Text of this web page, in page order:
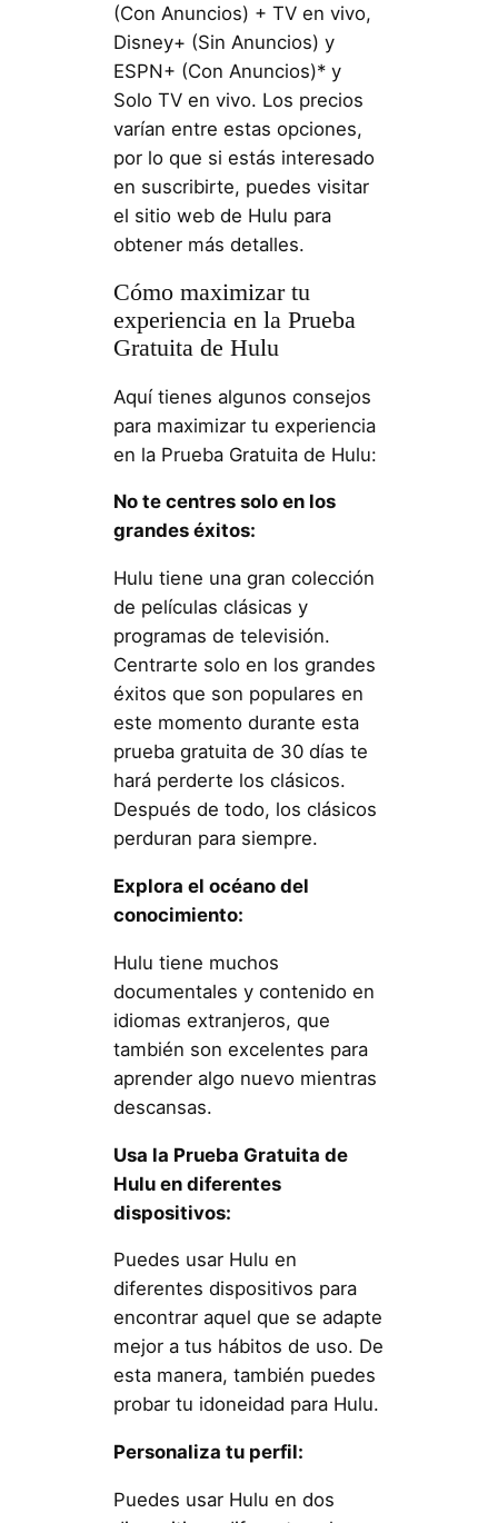
(Con Anuncios) + TV en vivo,
Disney+ (Sin Anuncios) y
ESPN+ (Con Anuncios)* y
Solo TV en vivo. Los precios
varían entre estas opciones,
por lo que si estás interesado
en suscribirte, puedes visitar
el sitio web de Hulu para
obtener más detalles.
Cómo maximizar tu
experiencia en la Prueba
Gratuita de Hulu
Aquí tienes algunos consejos
para maximizar tu experiencia
en la Prueba Gratuita de Hulu:
No te centres solo en los
grandes éxitos:
Hulu tiene una gran colección
de películas clásicas y
programas de televisión.
Centrarte solo en los grandes
éxitos que son populares en
este momento durante esta
prueba gratuita de 30 días te
hará perderte los clásicos.
Después de todo, los clásicos
perduran para siempre.
Explora el océano del
conocimiento:
Hulu tiene muchos
documentales y contenido en
idiomas extranjeros, que
también son excelentes para
aprender algo nuevo mientras
descansas.
Usa la Prueba Gratuita de
Hulu en diferentes
dispositivos:
Puedes usar Hulu en
diferentes dispositivos para
encontrar aquel que se adapte
mejor a tus hábitos de uso. De
esta manera, también puedes
probar tu idoneidad para Hulu.
Personaliza tu perfil:
Puedes usar Hulu en dos